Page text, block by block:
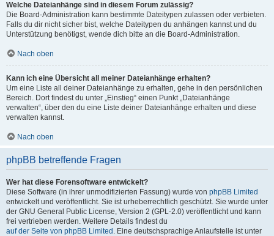
Welche Dateianhänge sind in diesem Forum zulässig?
Die Board-Administration kann bestimmte Dateitypen zulassen oder verbieten.
Falls du dir nicht sicher bist, welche Dateitypen du anhängen kannst und du
Unterstützung benötigst, wende dich bitte an die Board-Administration.
Nach oben
Kann ich eine Übersicht all meiner Dateianhänge erhalten?
Um eine Liste all deiner Dateianhänge zu erhalten, gehe in den persönlichen
Bereich. Dort findest du unter „Einstieg“ einen Punkt „Dateianhänge
verwalten“, über den du eine Liste deiner Dateianhänge erhalten und diese
verwalten kannst.
Nach oben
phpBB betreffende Fragen
Wer hat diese Forensoftware entwickelt?
Diese Software (in ihrer unmodifizierten Fassung) wurde von phpBB Limited
entwickelt und veröffentlicht. Sie ist urheberrechtlich geschützt. Sie wurde unter
der GNU General Public License, Version 2 (GPL-2.0) veröffentlicht und kann
frei vertrieben werden. Weitere Details findest du
auf der Seite von phpBB Limited . Eine deutschsprachige Anlaufstelle ist unter